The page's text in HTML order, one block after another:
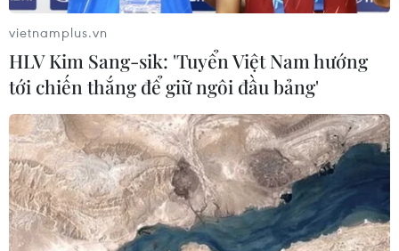
Văn Sỹ mức án chung thân.
(TTXVN/Vietnam+)
vietnamplus.vn
HLV Kim Sang-sik: 'Tuyển Việt Nam hướng
tới chiến thắng để giữ ngôi đầu bảng'